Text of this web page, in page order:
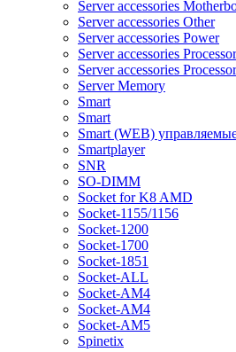
Server accessories
Server accessories Other
Server accessories Power
Server accessories
Server accessories
Server Memory
Smart
Smart
Smart (WEB)
Smartplayer
SNR
SO-DIMM
Socket for K8 AMD
Socket-1155/1156
Socket-1200
Socket-1700
Socket-1851
Socket-ALL
Socket-AM4
Socket-AM4
Socket-AM5
Spinetix